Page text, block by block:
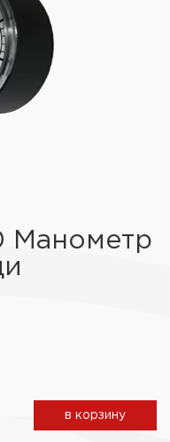
Манометр
в корзину